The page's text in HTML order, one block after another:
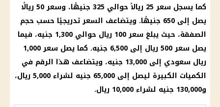
كما يسجل سعر 25 ريالاً حوالي 325 جنيهًا، وسعر 50 ريالًا
يصل إلى 650 جنيهًا. ويتضاعف السعر تدريجيًا حسب حجم
الصفقة، حيث يبلغ سعر 100 ريال حوالي 1,300 جنيه، فيما
يصل سعر 500 ريال إلى 6,500 جنيه. كما يصل سعر 1,000
ريال سعودي إلى 13,000 جنيه، ويتضاعف هذا الرقم في
الكميات الكبيرة ليصل إلى 65,000 جنيه لشراء 5,000 ريال،
و130,000 جنيه لشراء 10,000 ريال.